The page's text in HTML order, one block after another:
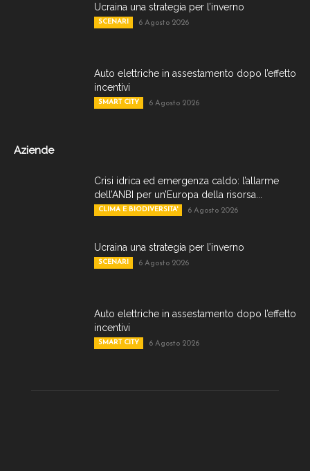
Ucraina una strategia per l’inverno
SCENARI 6 Agosto 2026
Auto elettriche in assestamento dopo l’effetto
incentivi
SMART CITY 6 Agosto 2026
Aziende
Crisi idrica ed emergenza caldo: l’allarme
dell’ANBI per un’Europa della risorsa...
CLIMA E BIODIVERSITA' 6 Agosto 2026
Ucraina una strategia per l’inverno
SCENARI 6 Agosto 2026
Auto elettriche in assestamento dopo l’effetto
incentivi
SMART CITY 6 Agosto 2026